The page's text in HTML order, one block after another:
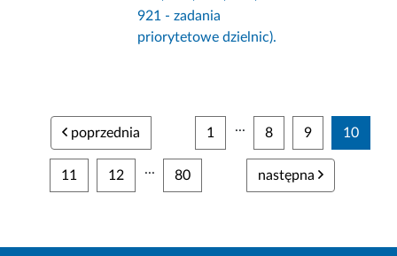
921 - zadania
priorytetowe dzielnic).
poprzednia 1 ... 8 9 10
11 12 ... 80 następna